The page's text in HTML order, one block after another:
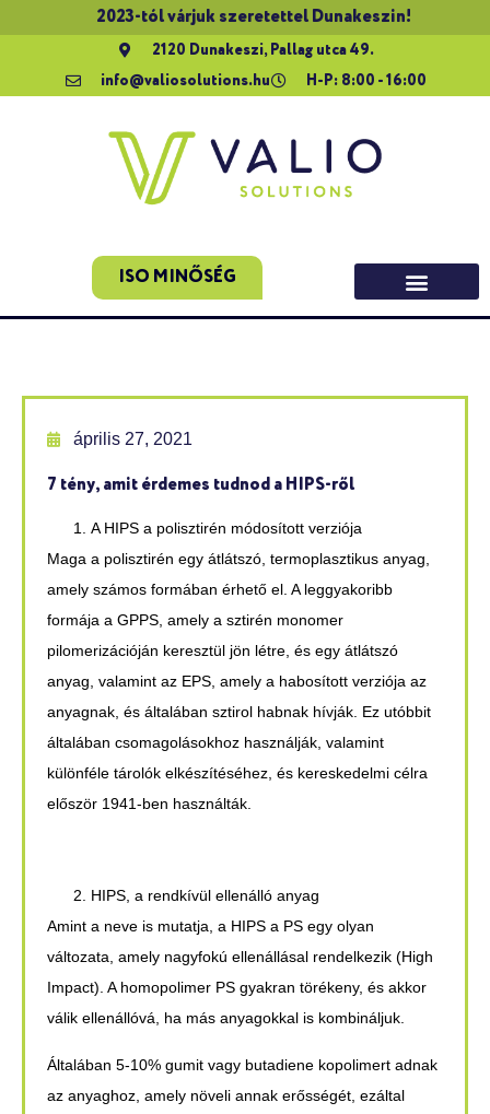
2023-tól várjuk szeretettel Dunakeszin!
2120 Dunakeszi, Pallag utca 49.
info@valiosolutions.hu
H-P: 8:00 - 16:00
ISO MINŐSÉG
április 27, 2021
7 tény, amit érdemes tudnod a HIPS-ről
A HIPS a polisztirén módosított verziója
Maga a polisztirén egy átlátszó, termoplasztikus anyag,
amely számos formában érhető el. A leggyakoribb
formája a GPPS, amely a sztirén monomer
pilomerizációján keresztül jön létre, és egy átlátszó
anyag, valamint az EPS, amely a habosított verziója az
anyagnak, és általában sztirol habnak hívják. Ez utóbbit
általában csomagolásokhoz használják, valamint
különféle tárolók elkészítéséhez, és kereskedelmi célra
először 1941-ben használták.
HIPS, a rendkívül ellenálló anyag
Amint a neve is mutatja, a HIPS a PS egy olyan
változata, amely nagyfokú ellenállásal rendelkezik (High
Impact). A homopolimer PS gyakran törékeny, és akkor
válik ellenállóvá, ha más anyagokkal is kombináljuk.
Általában 5-10% gumit vagy butadiene kopolimert adnak
az anyaghoz, amely növeli annak erősségét, ezáltal